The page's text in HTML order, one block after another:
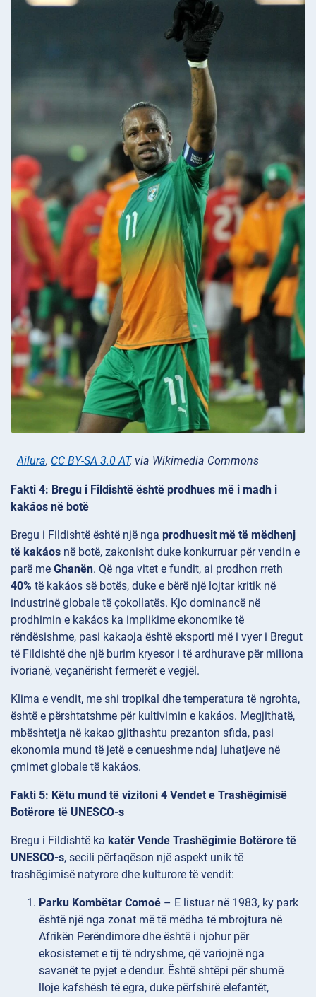
Ailura, CC BY-SA 3.0 AT, via Wikimedia Commons
Fakti 4: Bregu i Fildishtë është prodhues më i madh i
kakáos në botë
Bregu i Fildishtë është një nga prodhuesit më të mëdhenj
të kakáos në botë, zakonisht duke konkurruar për vendin e
parë me Ghanën. Që nga vitet e fundit, ai prodhon rreth
40% të kakáos së botës, duke e bërë një lojtar kritik në
industrinë globale të çokollatës. Kjo dominancë në
prodhimin e kakáos ka implikime ekonomike të
rëndësishme, pasi kakaoja është eksporti më i vyer i Bregut
të Fildishtë dhe një burim kryesor i të ardhurave për miliona
ivorianë, veçanërisht fermerët e vegjël.
Klima e vendit, me shi tropikal dhe temperatura të ngrohta,
është e përshtatshme për kultivimin e kakáos. Megjithatë,
mbështetja në kakao gjithashtu prezanton sfida, pasi
ekonomia mund të jetë e cenueshme ndaj luhatjeve në
çmimet globale të kakáos.
Fakti 5: Këtu mund të vizitoni 4 Vendet e Trashëgimisë
Botërore të UNESCO-s
Bregu i Fildishtë ka katër Vende Trashëgimie Botërore të
UNESCO-s, secili përfaqëson një aspekt unik të
trashëgimisë natyrore dhe kulturore të vendit:
Parku Kombëtar Comoé – E listuar në 1983, ky park
është një nga zonat më të mëdha të mbrojtura në
Afrikën Perëndimore dhe është i njohur për
ekosistemet e tij të ndryshme, që variojnë nga
savanët te pyjet e dendur. Është shtëpi për shumë
lloje kafshësh të egra, duke përfshirë elefantët,